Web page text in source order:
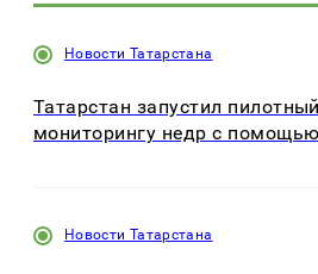
Новости Татарстана
Татарстан запустил
мониторингу недр с
Новости Татарстана